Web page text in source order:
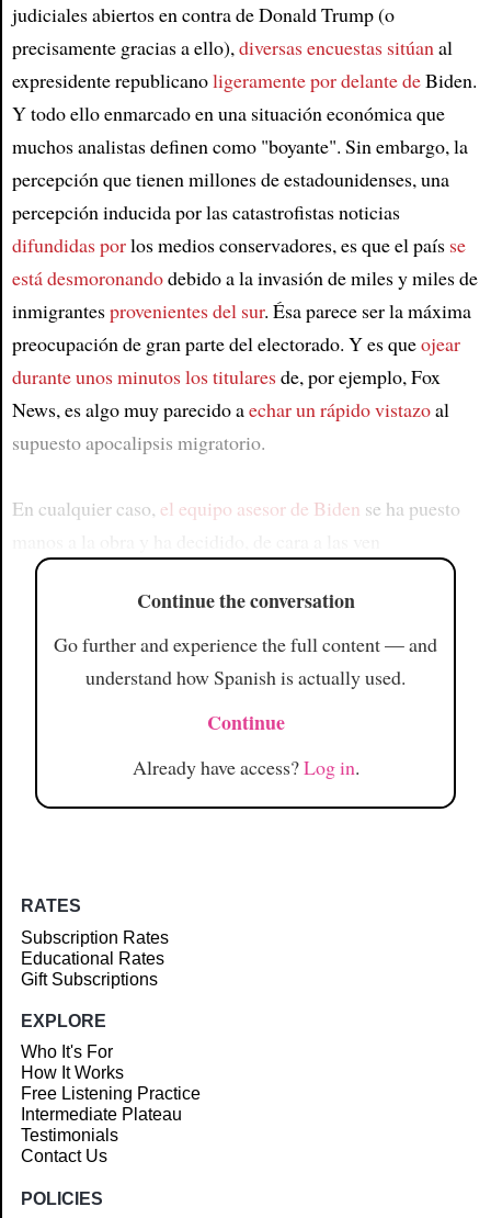
Article
judiciales abiertos en contra de Donald Trump (o
precisamente gracias a ello),diversas encuestas sitúanal
expresidente republicanoligeramente por delante deBiden.
Y todo ello enmarcado en una situación económica que
muchos analistas definen como "boyante". Sin embargo, la
percepción que tienen millones de estadounidenses, una
percepción inducida por las catastrofistas noticias
difundidas porlos medios conservadores, es que el país se
está desmoronandodebido a la invasión de miles y miles de
inmigrantesprovenientes del sur. Ésa parece ser la máxima
preocupación de gran parte del electorado. Y es queojear
durante unos minutos los titularesde, por ejemplo, Fox
News, es algo muy parecido aechar un rápido vistazoal
supuesto apocalipsis migratorio.
En cualquier caso, el equipo asesor de Biden se ha puesto
Continue the conversation
Go further and experience the full content — and
understand how Spanish is actually used.
Continue
Already have access?Log in.
RATES
Subscription Rates
Educational Rates
Gift Subscriptions
EXPLORE
Who It's For
How It Works
Free Listening Practice
Intermediate Plateau
Testimonials
Contact Us
POLICIES